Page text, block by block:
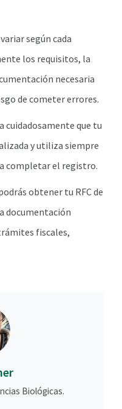
según cada
los requisitos, la
necesaria
de cometer errores.
cuidadosamente que tu
y utiliza siempre
completar el registro.
obtener tu RFC de
documentación
fiscales,
Biológicas.